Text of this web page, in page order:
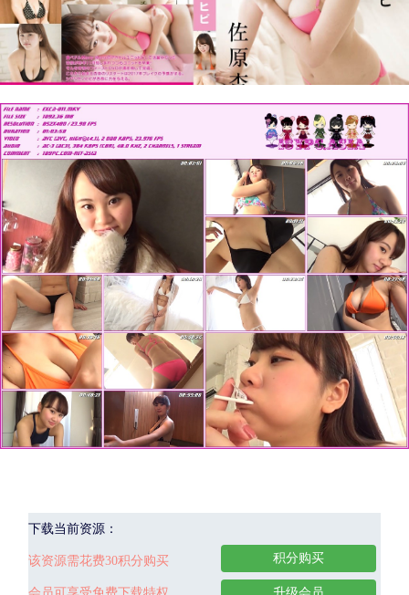
下载当前资源：
该资源需花费30积分购买 积分购买